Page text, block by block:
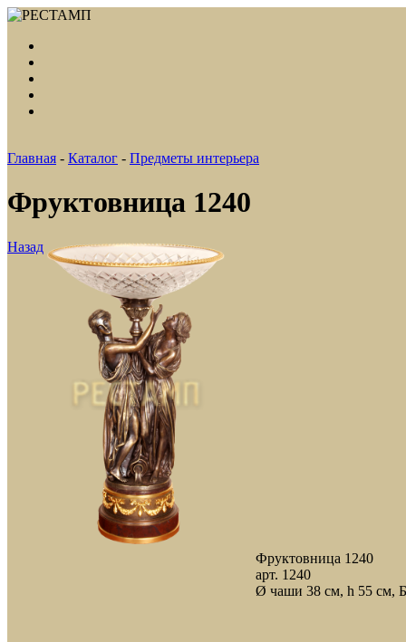
Главная - Каталог - Предметы интерьера
Фруктовница 1240
Назад
Фруктовница 1240
арт. 1240
Ø чаши 38 см, h 55 см,